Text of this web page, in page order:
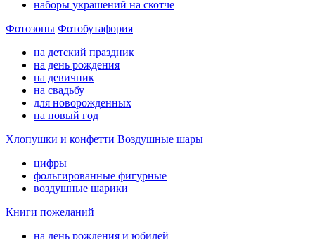
наборы украшений на скотче
Фотозоны Фотобутафория
на детский праздник
на день рождения
на девичник
на свадьбу
для новорожденных
на новый год
Хлопушки и конфетти Воздушные шары
цифры
фольгированные фигурные
воздушные шарики
Книги пожеланий
на день рождения и юбилей